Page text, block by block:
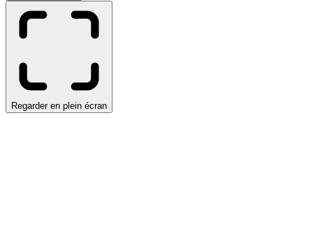
Regarder en plein écran